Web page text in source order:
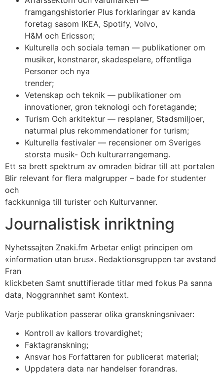
framgangshistorier Plus forklaringar av kanda
foretag sasom IKEA, Spotify, Volvo,
H&M och Ericsson;
Kulturella och sociala teman — publikationer om
musiker, konstnarer, skadespelare, offentliga
Personer och nya
trender;
Vetenskap och teknik — publikationer om
innovationer, gron teknologi och foretagande;
Turism Och arkitektur — resplaner, Stadsmiljoer,
naturmal plus rekommendationer for turism;
Kulturella festivaler — recensioner om Sveriges
storsta musik- Och kulturarrangemang.
Ett sa brett spektrum av omraden bidrar till att portalen
Blir relevant for flera malgrupper – bade for studenter
och
fackkunniga till turister och Kulturvanner.
Journalistisk inriktning
Nyhetssajten Znaki.fm Arbetar enligt principen om
«information utan brus». Redaktionsgruppen tar avstand
Fran
klickbeten Samt snuttifierade titlar med fokus Pa sanna
data, Noggrannhet samt Kontext.
Varje publikation passerar olika granskningsnivaer:
Kontroll av kallors trovardighet;
Faktagranskning;
Ansvar hos Forfattaren for publicerat material;
Uppdatera data nar handelser forandras.